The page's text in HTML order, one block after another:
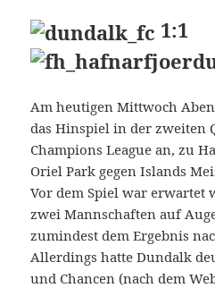
1:1
Am heutigen Mittwoch
das Hinspiel in der
Champions League an, zu
Oriel Park gegen Islands
Vor dem Spiel war erwartet
zwei Mannschaften auf
zumindest dem Ergebnis
Allerdings hatte Dundalk
und Chancen (nach dem